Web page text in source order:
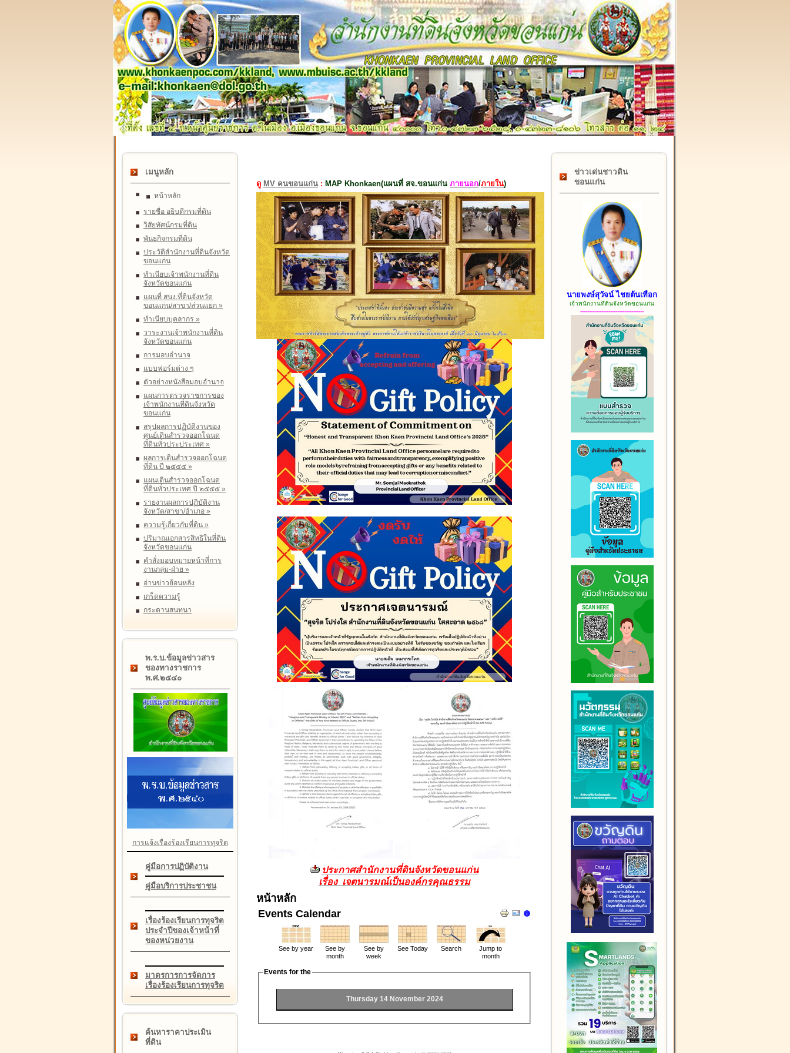
เมนูหลัก
หน้าหลัก
รายชื่อ อธิบดีกรมที่ดิน
วิสัยทัศน์กรมที่ดิน
พันธกิจกรมที่ดิน
ประวัติสำนักงานที่ดินจังหวัด
ขอนแก่น
ทำเนียบเจ้าพนักงานที่ดิน
จังหวัดขอนแก่น
แผนที่ สนง.ที่ดินจังหวัด
ขอนแก่น/สาขา/ส่วนแยก »
ทำเนียบบุคลากร »
วาระงานเจ้าพนักงานที่ดิน
จังหวัดขอนแก่น
การมอบอำนาจ
แบบฟอร์มต่าง ๆ
ตัวอย่างหนังสือมอบอำนาจ
แผนการตรวจราชการของ
เจ้าพนักงานที่ดินจังหวัด
ขอนแก่น
สรุปผลการปฏิบัติงานของ
ศูนย์เดินสำรวจออกโฉนด
ที่ดินทั่วประประเทศ »
ผลการเดินสำรวจออกโฉนด
ที่ดิน ปี ๒๕๕๕ »
แผนเดินสำรวจออกโฉนด
ที่ดินทั่วประเทศ ปี ๒๕๕๕ »
รายงานผลการปฏิบัติงาน
จังหวัด/สาขา/อำเภอ »
ความรู้เกี่ยวกับที่ดิน »
ปริมาณเอกสารสิทธิในที่ดิน
จังหวัดขอนแก่น
คำสั่งมอบหมายหน้าที่การ
งานกลุ่ม-ฝ่าย »
อ่านข่าวย้อนหลัง
เกร็ดความรู้
กระดานสนทนา
พ.ร.บ.ข้อมูลข่าวสาร
ของทางราชการ
พ.ศ.๒๕๔๐
การแจ้งเรื่องร้องเรียนการทุจริต
คู่มือการปฏิบัติงาน
คู่มือบริการประชาชน
เรื่องร้องเรียนการทุจริต
ประจำปีของเจ้าหน้าที่
ของหน่วยงาน
มาตรการการจัดการ
เรื่องร้องเรียนการทุจริต
ค้นหาราคาประเมิน
ที่ดิน
๑๗ กุมภาพันธ์ "วันคล้ายวันสถาปนากรมที่ดิน" ครบรอบ ๑๒
ดู MV คนขอนแก่น : MAP Khonkaen(แผนที่ สจ.ขอนแก่น ภายนอก/ภายใน)
ประกาศสำนักงานที่ดินจังหวัดขอนแก่น
เรื่อง เจตนารมณ์เป็นองค์กรคุณธรรม
หน้าหลัก
Events Calendar
See by year
See by
month
See by
week
See Today Search
Jump to
month
Events for the
Thursday 14 November 2024
ข่าวเด่นชาวดิน
ขอนแก่น
นายพงษ์สุวัจน์ ไชยต้นเทือก
เจ้าพนักงานที่ดินจังหวัดขอนแก่น
------------------------------------